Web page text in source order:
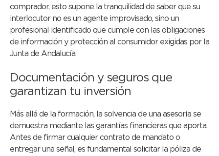
comprador, esto supone la tranquilidad de saber que su
interlocutor no es un agente improvisado, sino un
profesional identificado que cumple con las obligaciones
de información y protección al consumidor exigidas por la
Junta de Andalucía.
Documentación y seguros que
garantizan tu inversión
Más allá de la formación, la solvencia de una asesoría se
demuestra mediante las garantías financieras que aporta.
Antes de firmar cualquier contrato de mandato o
entregar una señal, es fundamental solicitar la póliza de